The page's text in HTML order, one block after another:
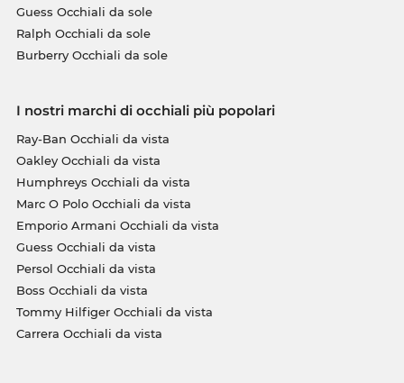
Guess Occhiali da sole
Ralph Occhiali da sole
Burberry Occhiali da sole
I nostri marchi di occhiali più popolari
Ray-Ban Occhiali da vista
Oakley Occhiali da vista
Humphreys Occhiali da vista
Marc O Polo Occhiali da vista
Emporio Armani Occhiali da vista
Guess Occhiali da vista
Persol Occhiali da vista
Boss Occhiali da vista
Tommy Hilfiger Occhiali da vista
Carrera Occhiali da vista